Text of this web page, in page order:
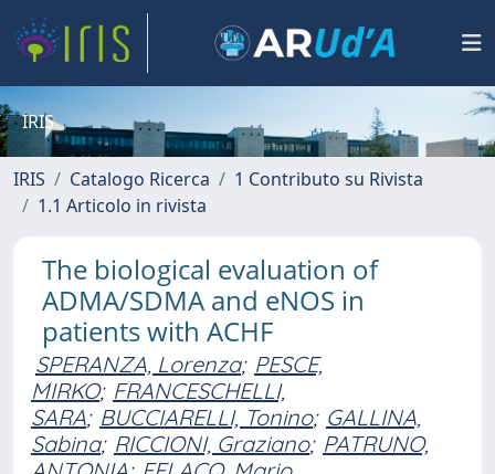
IRIS
IRIS Catalogo Ricerca
1 Contributo su Rivista
1.1 Articolo in rivista
The biological evaluation of
ADMA/SDMA and eNOS in
patients with ACHF
SPERANZA, Lorenza; PESCE,
MIRKO; FRANCESCHELLI,
SARA; BUCCIARELLI, Tonino; GALLINA,
Sabina; RICCIONI, Graziano; PATRUNO,